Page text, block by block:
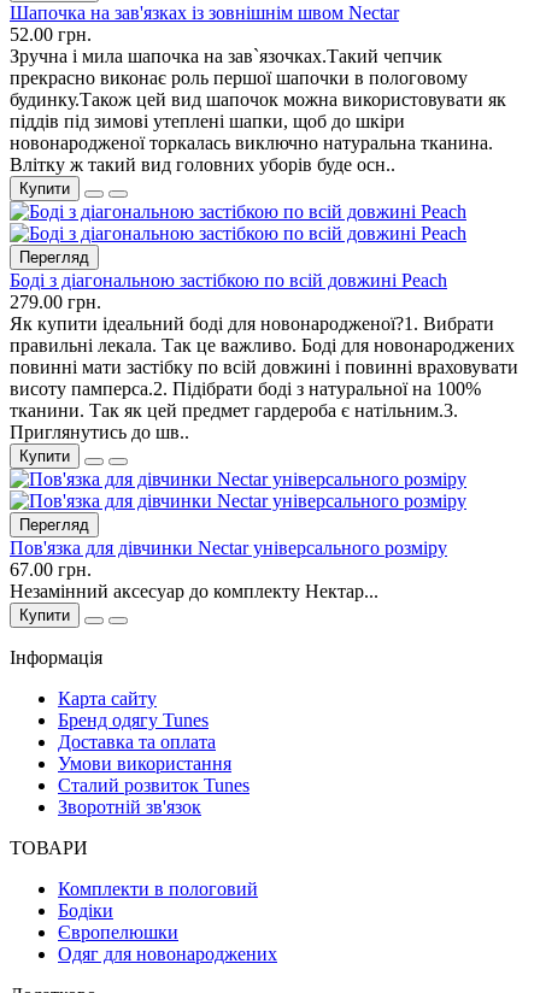
Шапочка на зав'язках із зовнішнім швом Nectar
52.00 грн.
Зручна і мила шапочка на зав`язочках.Такий чепчик
прекрасно виконає роль першої шапочки в пологовому
будинку.Також цей вид шапочок можна використовувати як
піддів під зимові утеплені шапки, щоб до шкіри
новонародженої торкалась виключно натуральна тканина.
Влітку ж такий вид головних уборів буде осн..
Купити
Перегляд
Боді з діагональною застібкою по всій довжині Peach
279.00 грн.
Як купити ідеальний боді для новонародженої?1. Вибрати
правильні лекала. Так це важливо. Боді для новонароджених
повинні мати застібку по всій довжині і повинні враховувати
висоту памперса.2. Підібрати боді з натуральної на 100%
тканини. Так як цей предмет гардероба є натільним.3.
Приглянутись до шв..
Купити
Перегляд
Пов'язка для дівчинки Nectar універсального розміру
67.00 грн.
Незамінний аксесуар до комплекту Нектар...
Купити
Інформація
Карта сайту
Бренд одягу Tunes
Доставка та оплата
Умови використання
Сталий розвиток Tunes
Зворотній зв'язок
ТОВАРИ
Комплекти в пологовий
Бодіки
Європелюшки
Одяг для новонароджених